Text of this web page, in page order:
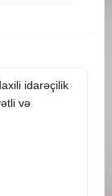
idarəçilik
və